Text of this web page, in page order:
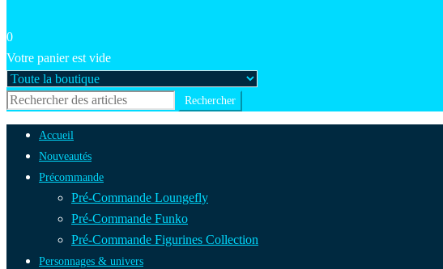
0
Votre panier est vide
Accueil
Nouveautés
Précommande
Pré-Commande Loungefly
Pré-Commande Funko
Pré-Commande Figurines Collection
Personnages & univers